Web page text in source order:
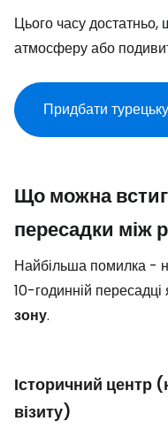
Цього часу
атмосферу або
Придбати
Що можна
пересадки між
Найбільша помилка -
10-годинній пересадці
зону.
Історичний центр
візиту)